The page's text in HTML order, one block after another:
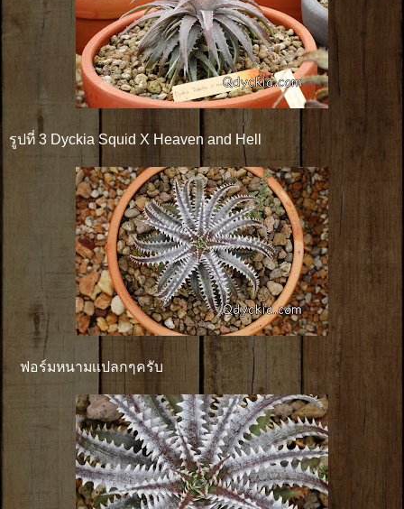
รูปที่ 3 Dyckia Squid X Heaven and Hell
ฟอร์มหนามเเปลกๆครับ